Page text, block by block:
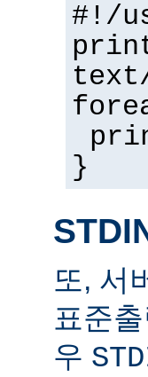
#!/
}
또, 서
표준
우